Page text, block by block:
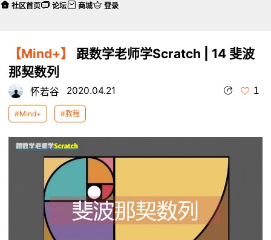
【Mind+】
跟数学老师学Scratch | 14 斐波
那契数列
怀若谷 2020.04.21 1
#Mind+ #教程
社区首页 论坛 商城 登录